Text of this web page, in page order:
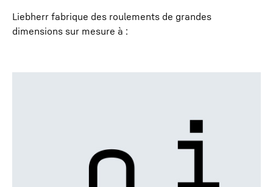
Liebherr fabrique des roulements de grandes
dimensions sur mesure à :